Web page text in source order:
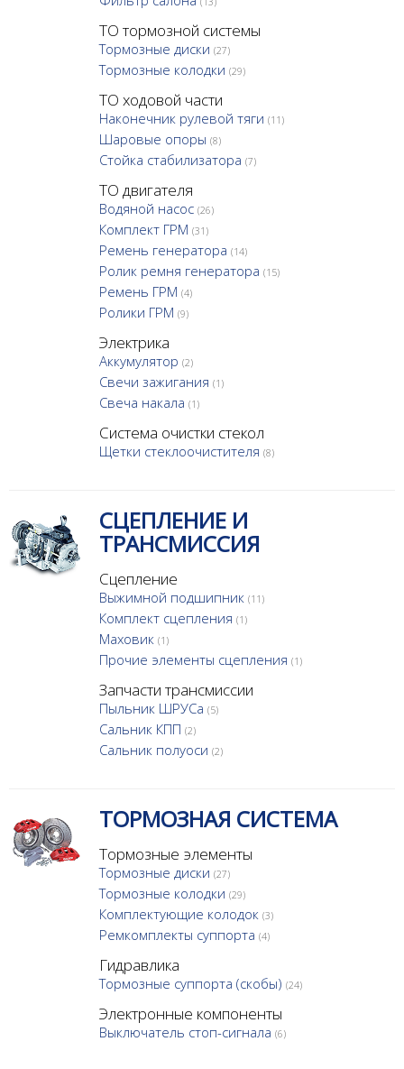
ТО тормозной системы
Тормозные диски (27)
Тормозные колодки (29)
ТО ходовой части
Наконечник рулевой тяги (11)
Шаровые опоры (8)
Стойка стабилизатора (7)
ТО двигателя
Водяной насос (26)
Комплект ГРМ (31)
Ремень генератора (14)
Ролик ремня генератора (15)
Ремень ГРМ (4)
Ролики ГРМ (9)
Электрика
Аккумулятор (2)
Свечи зажигания (1)
Свеча накала (1)
Система очистки стекол
Щетки стеклоочистителя (8)
СЦЕПЛЕНИЕ И
ТРАНСМИССИЯ
Сцепление
Выжимной подшипник (11)
Комплект сцепления (1)
Маховик (1)
Прочие элементы сцепления (1)
Запчасти трансмиссии
Пыльник ШРУСа (5)
Сальник КПП (2)
Сальник полуоси (2)
ТОРМОЗНАЯ СИСТЕМА
Тормозные элементы
Тормозные диски (27)
Тормозные колодки (29)
Комплектующие колодок (3)
Ремкомплекты суппорта (4)
Гидравлика
Тормозные суппорта (скобы) (24)
Электронные компоненты
Выключатель стоп-сигнала (6)